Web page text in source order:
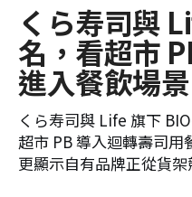
くら寿司與
名，看超市
進入餐飲場景
くら寿司與 Life 旗下
超市 PB 導入迴轉壽司用
更顯示自有品牌正從貨